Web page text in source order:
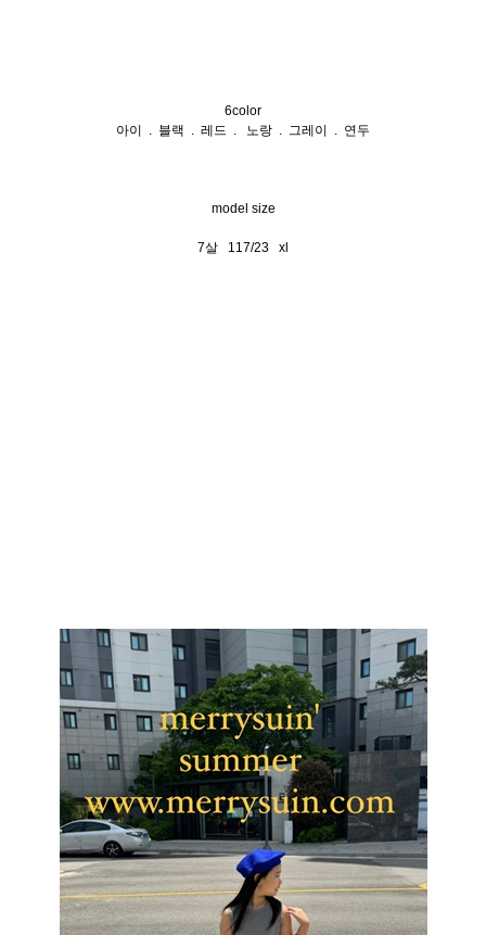
6color
아이 . 블랙 . 레드 . 노랑 . 그레이 . 연두
model size
7살 117/23 xl